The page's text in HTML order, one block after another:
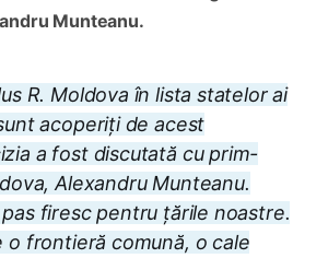
Munteanu.
R. Moldova în lista statelor ai
acoperiți de acest
a fost discutată cu prim-
Alexandru Munteanu.
firesc pentru țările noastre.
o frontieră comună, o cale